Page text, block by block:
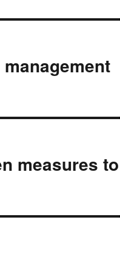
measures to